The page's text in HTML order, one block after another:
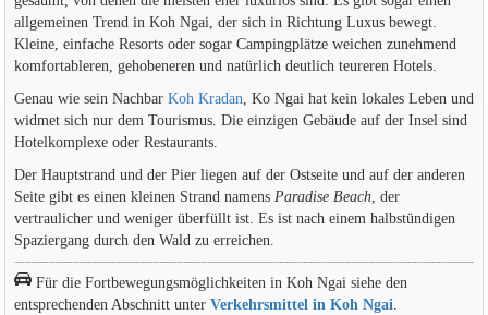
allgemeinen Trend in Koh Ngai, der sich in Richtung Luxus bewegt.
Kleine, einfache Resorts oder sogar Campingplätze weichen zunehmend
komfortableren, gehobeneren und natürlich deutlich teureren Hotels.
Genau wie sein Nachbar Koh Kradan , Ko Ngai hat kein lokales Leben und
widmet sich nur dem Tourismus. Die einzigen Gebäude auf der Insel sind
Hotelkomplexe oder Restaurants.
Der Hauptstrand und der Pier liegen auf der Ostseite und auf der anderen
Seite gibt es einen kleinen Strand namens Paradise Beach, der
vertraulicher und weniger überfüllt ist. Es ist nach einem halbstündigen
Spaziergang durch den Wald zu erreichen.
Für die Fortbewegungsmöglichkeiten in Koh Ngai siehe den
entsprechenden Abschnitt unter Verkehrsmittel in Koh Ngai.